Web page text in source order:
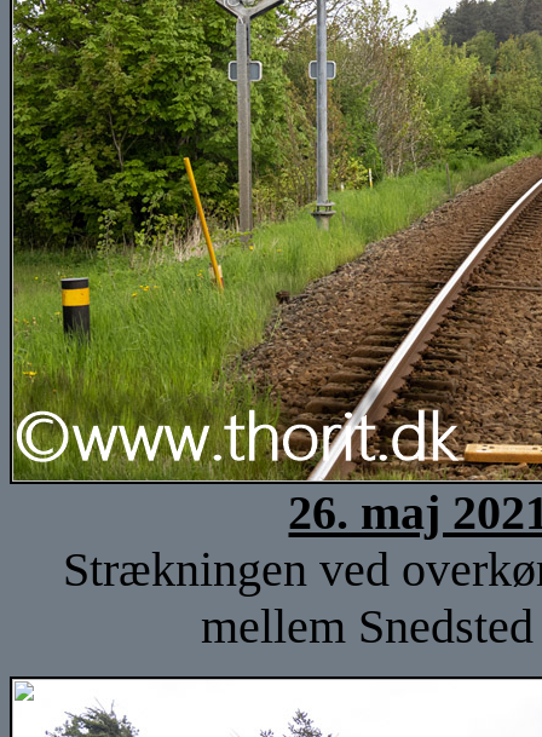
26. maj
Strækningen ved
mellem